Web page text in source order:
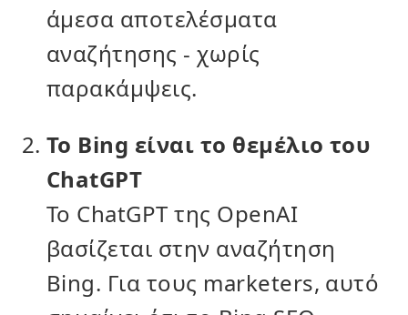
άμεσα αποτελέσματα
αναζήτησης - χωρίς
παρακάμψεις.
Το Bing είναι το θεμέλιο του
ChatGPT
Το ChatGPT της OpenAI
βασίζεται στην αναζήτηση
Bing. Για τους marketers, αυτό